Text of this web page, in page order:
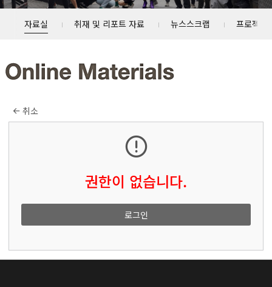
자료실 취재 및 리포트 자료 뉴스스크랩 프로젝트
취소
권한이 없습니다.
로그인